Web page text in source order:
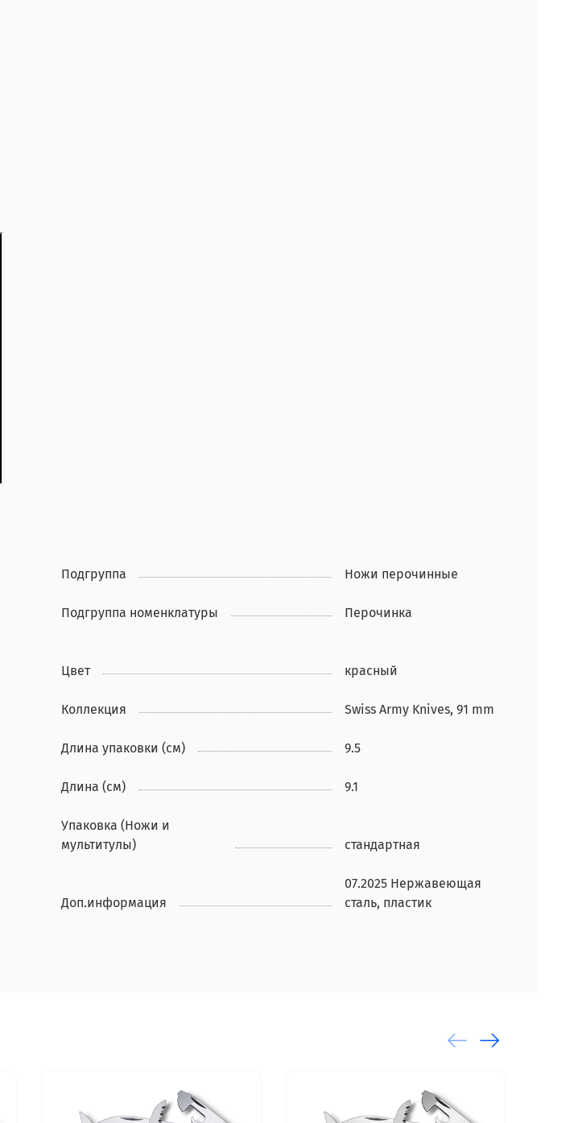
Подгруппа Ножи перочинные
Подгруппа номенклатуры Перочинка
Цвет красный
Коллекция Swiss Army Knives, 91 mm
Длина упаковки (см) 9.5
Длина (см) 9.1
Упаковка (Ножи и
мультитулы)
стандартная
Доп.информация
07.2025 Нержавеющая
сталь, пластик